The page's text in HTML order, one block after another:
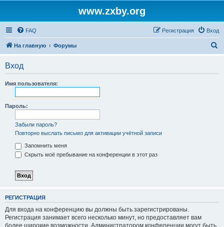
www.zxby.org
FAQ Вход
Регистрация
На главную Форумы
Вход
Имя пользователя:
Пароль:
Забыли пароль?
Повторно выслать письмо для активации учётной записи
Запомнить меня
Скрыть моё пребывание на конференции в этот раз
РЕГИСТРАЦИЯ
Для входа на конференцию вы должны быть зарегистрированы.
Регистрация занимает всего несколько минут, но предоставляет вам
более широкие возможности. Администратором конференции могут быть